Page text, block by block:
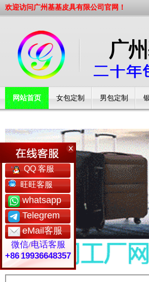
欢迎访问广州基基皮具有限公司官网！
网站首页 女包定制 男包定制
QQ 客服
旺旺客服
whatsapp
Telegrem
eMail客服
微信/电话客服
+86 19936648357